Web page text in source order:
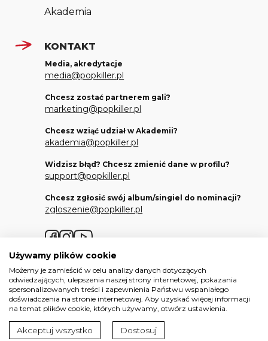
Akademia
KONTAKT
Media, akredytacje
media@popkiller.pl
Chcesz zostać partnerem gali?
marketing@popkiller.pl
Chcesz wziąć udział w Akademii?
akademia@popkiller.pl
Widzisz błąd? Chcesz zmienić dane w profilu?
support@popkiller.pl
Chcesz zgłosić swój album/singiel do nominacji?
zgloszenie@popkiller.pl
Facebook
Instagram
YouTube
Wszelkie prawa zastrzeżone. 2026.
Projekt i realizacja:Mateusz Nowaczyk
Używamy plików cookie
Możemy je zamieścić w celu analizy danych dotyczących
odwiedzających, ulepszenia naszej strony internetowej, pokazania
spersonalizowanych treści i zapewnienia Państwu wspaniałego
doświadczenia na stronie internetowej. Aby uzyskać więcej informacji
na temat plików cookie, których używamy, otwórz ustawienia.
Akceptuj wszystko Dostosuj